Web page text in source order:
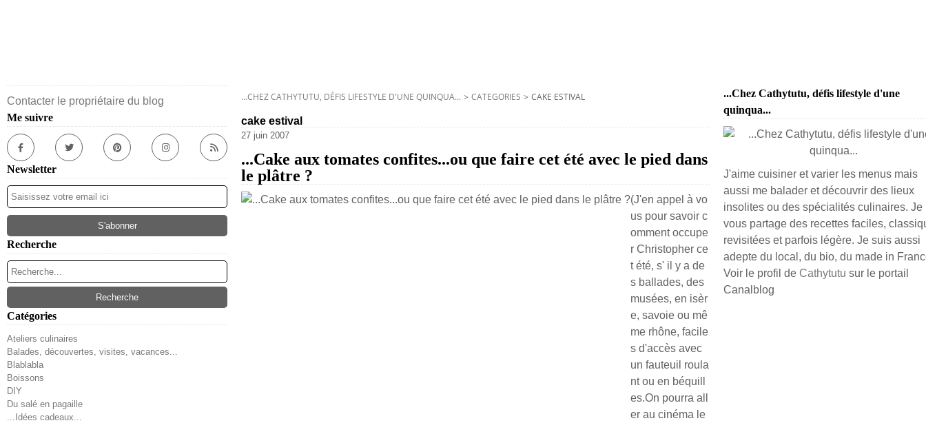
Contacter le propriétaire du blog
Me suivre
Newsletter
Recherche
Catégories
Ateliers culinaires
Balades, découvertes, visites, vacances...
Blablabla
Boissons
DIY
Du salé en pagaille
...Idées cadeaux...
...CHEZ CATHYTUTU, DÉFIS LIFESTYLE D'UNE QUINQUA... > CATEGORIES > CAKE ESTIVAL
cake estival
27 juin 2007
...Cake aux tomates confites...ou que faire cet été avec le pied dans
le plâtre ?
(J'en appel à vo
us pour savoir c
omment occupe
r Christopher ce
t été, s' il y a de
s ballades, des
musées, en isèr
e, savoie ou mê
me rhône, facile
s d'accès avec
un fauteuil roula
nt ou en béquill
es.On pourra all
er au cinéma le
...Chez Cathytutu, défis lifestyle d'une
quinqua...
J'aime cuisiner et varier les menus mais
aussi me balader et découvrir des lieux
insolites ou des spécialités culinaires. Je
vous partage des recettes faciles,
revisitées et parfois légère. Je suis aussi
adepte du local, du bio, du made in
Voir le profil de Cathytutu sur le portail
Canalblog